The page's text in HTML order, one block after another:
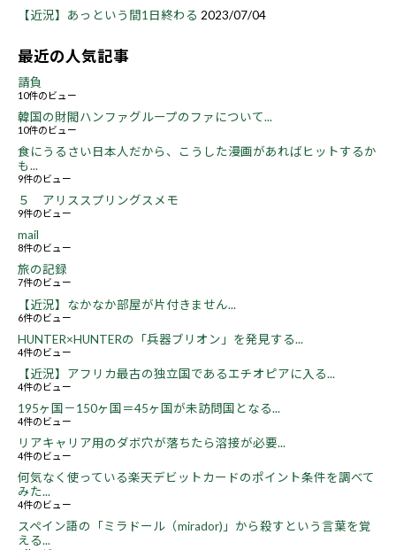
【近況】あっという間1日終わる 2023/07/04
最近の人気記事
請負
10件のビュー
韓国の財閥ハンファグループのファについて...
10件のビュー
食にうるさい日本人だから、こうした漫画があればヒットするか
も...
9件のビュー
５ アリススプリングスメモ
9件のビュー
mail
8件のビュー
旅の記録
7件のビュー
【近況】なかなか部屋が片付きません...
6件のビュー
HUNTER×HUNTERの「兵器ブリオン」を発見する...
4件のビュー
【近況】アフリカ最古の独立国であるエチオピアに入る...
4件のビュー
195ヶ国－150ヶ国＝45ヶ国が未訪問国となる...
4件のビュー
リアキャリア用のダボ穴が落ちたら溶接が必要...
4件のビュー
何気なく使っている楽天デビットカードのポイント条件を調べて
みた...
4件のビュー
スペイン語の「ミラドール（mirador)」から殺すという言葉を覚
える...